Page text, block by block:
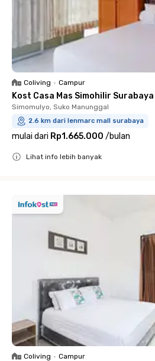
Coliving • Campur
Kost Casa Mas Simohilir Surabaya
Simomulyo, Suko Manunggal
2.6 km dari lenmarc mall surabaya
mulai dari Rp1.665.000 /bulan
Lihat info lebih banyak
Coliving • Campur